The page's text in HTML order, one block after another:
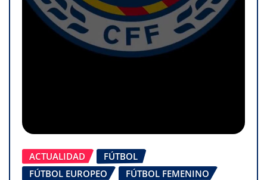
ACTUALIDAD
FÚTBOL
FÚTBOL EUROPEO
FÚTBOL FEMENINO